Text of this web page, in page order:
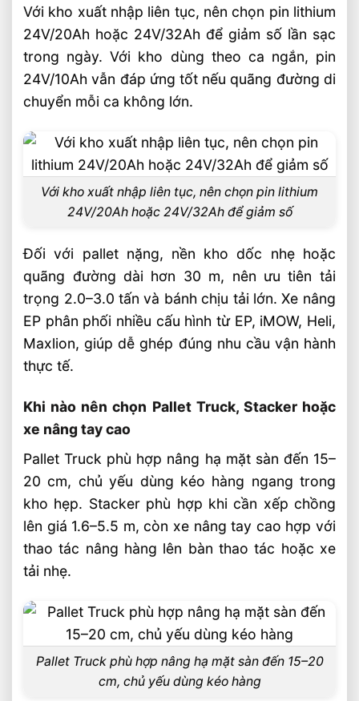
Với kho xuất nhập liên tục, nên chọn pin lithium
24V/20Ah hoặc 24V/32Ah để giảm số lần sạc
trong ngày. Với kho dùng theo ca ngắn, pin
24V/10Ah vẫn đáp ứng tốt nếu quãng đường di
chuyển mỗi ca không lớn.
Với kho xuất nhập liên tục, nên chọn pin lithium
24V/20Ah hoặc 24V/32Ah để giảm số
Đối với pallet nặng, nền kho dốc nhẹ hoặc
quãng đường dài hơn 30 m, nên ưu tiên tải
trọng 2.0–3.0 tấn và bánh chịu tải lớn. Xe nâng
EP phân phối nhiều cấu hình từ EP, iMOW, Heli,
Maxlion, giúp dễ ghép đúng nhu cầu vận hành
thực tế.
Khi nào nên chọn Pallet Truck, Stacker hoặc
xe nâng tay cao
Pallet Truck phù hợp nâng hạ mặt sàn đến 15–
20 cm, chủ yếu dùng kéo hàng ngang trong
kho hẹp. Stacker phù hợp khi cần xếp chồng
lên giá 1.6–5.5 m, còn xe nâng tay cao hợp với
thao tác nâng hàng lên bàn thao tác hoặc xe
tải nhẹ.
Pallet Truck phù hợp nâng hạ mặt sàn đến 15–20
cm, chủ yếu dùng kéo hàng